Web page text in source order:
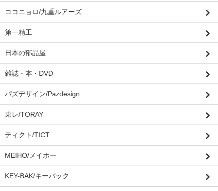
ココニョロ/九重ルアーズ
第一精工
日本の部品屋
雑誌・本・DVD
パズデザイン/Pazdesign
東レ/TORAY
ティクト/TICT
MEIHO/メイホー
KEY-BAK/キーバック